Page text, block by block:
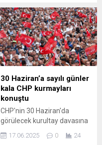
tansiyonu düşürdü. Brent
petrol yeniden 70 doların
altına inerken akaryakıtta da
tabela değişti ...
30 Haziran’a sayılı günler
kala CHP kurmayları
konuştu
CHP'nin 30 Haziran'da
görülecek kurultay davasına
konuştu. Partiye kayyum
17.06.2025 0 24